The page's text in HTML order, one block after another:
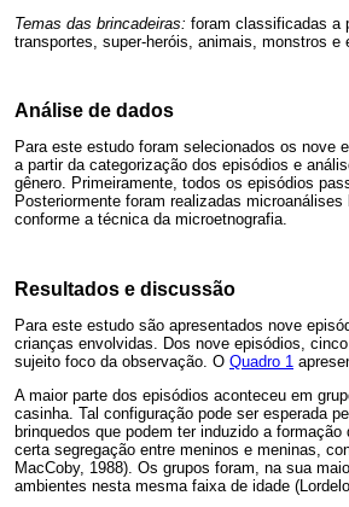
Temas das brincadeiras: foram classificadas a
transportes, super-heróis, animais, monstros e
Análise de dados
Para este estudo foram selecionados os nove
a partir da categorização dos episódios e
gênero. Primeiramente, todos os episódios
Posteriormente foram realizadas
conforme a técnica da microetnografia.
Resultados e discussão
Para este estudo são apresentados nove
crianças envolvidas. Dos nove episódios,
sujeito foco da observação. O Quadro 1
A maior parte dos episódios aconteceu em
casinha. Tal configuração pode ser esperada
brinquedos que podem ter induzido a
certa segregação entre meninos e meninas,
MacCoby, 1988). Os grupos foram, na sua
ambientes nesta mesma faixa de idade